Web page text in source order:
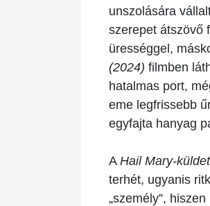
unszolására
szerepet átszövő
ürességgel,
(2024) filmben
hatalmas port,
eme legfrissebb
egyfajta hanyag
A Hail Mary-
terhét, ugyanis
„személy”,